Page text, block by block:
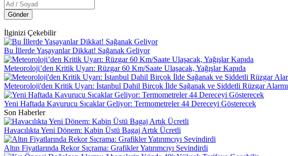
Gönder
İlginizi Çekebilir
Bu İllerde Yaşayanlar Dikkat! Sağanak Geliyor
Meteoroloji’den Kritik Uyarı: Rüzgar 60 Km/Saate Ulaşacak, Yağışlar Kapıda
Meteoroloji'den Kritik Uyarı: İstanbul Dahil Birçok İlde Sağanak ve Şiddetli Rüzgar Alarmı
Yeni Haftada Kavurucu Sıcaklar Geliyor: Termometreler 44 Dereceyi Gösterecek
Son Haberler
Havacılıkta Yeni Dönem: Kabin Üstü Bagaj Artık Ücretli
Altın Fiyatlarında Rekor Sıçrama: Grafikler Yatırımcıyı Sevindirdi